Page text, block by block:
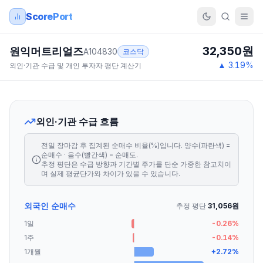
ScorePort
원익머트리얼즈A104830
코스닥
외인·기관 수급 및 개인 투자자 평단 계산기
32,350원
▲ 3.19%
외인·기관 수급 흐름
전일 장마감 후 집계된 순매수 비율(%)입니다. 양수(파란색) =
순매수 · 음수(빨간색) = 순매도.
추정 평단은 수급 방향과 기간별 주가를 단순 가중한 참고치이
며 실제 평균단가와 차이가 있을 수 있습니다.
외국인 순매수 추정 평단 31,056원
1일
-0.26%
1주
-0.14%
1개월
+2.72%